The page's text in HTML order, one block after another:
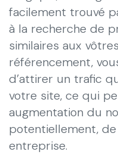
facilement trouvé
à la recherche de
similaires aux
référencement,
d’attirer un trafic
votre site, ce qui
augmentation du
potentiellement,
entreprise.